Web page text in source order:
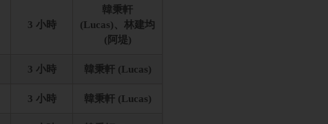
3 小時
韓秉軒
(Lucas)、林建均
(阿堤)
3 小時 韓秉軒 (Lucas)
3 小時 韓秉軒 (Lucas)